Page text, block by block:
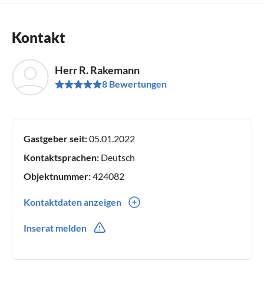
Kontakt
Herr R. Rakemann
8 Bewertungen
Gastgeber seit:05.01.2022
Kontaktsprachen: Deutsch
Objektnummer:424082
Kontaktdaten anzeigen
Inserat melden